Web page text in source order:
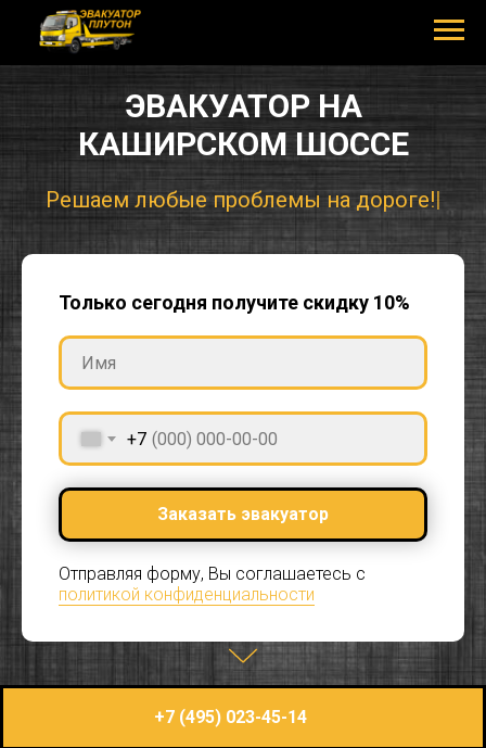
ЭВАКУАТОР НА
КАШИРСКОМ ШОССЕ
Решаем любые пр|
Только сегодня получите скидку 10%
+7
Заказать эвакуатор
Отправляя форму, Вы соглашаетесь с
политикой конфиденциальности
+7 (495) 023-45-14